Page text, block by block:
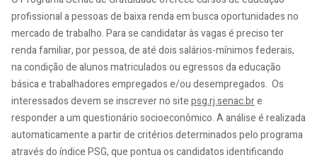
profissional a pessoas de baixa renda em busca oportunidades no
mercado de trabalho. Para se candidatar às vagas é preciso ter
renda familiar, por pessoa, de até dois salários-mínimos federais,
na condição de alunos matriculados ou egressos da educação
básica e trabalhadores empregados e/ou desempregados. Os
interessados devem se inscrever no sitepsg.rj.senac.bre
responder a um questionário socioeconômico. A análise é realizada
automaticamente a partir de critérios determinados pelo programa
através do índice PSG, que pontua os candidatos identificando